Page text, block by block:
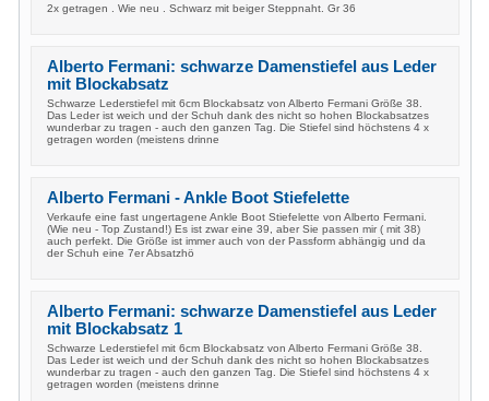
2x getragen . Wie neu . Schwarz mit beiger Steppnaht. Gr 36
Alberto Fermani: schwarze Damenstiefel aus Leder
mit Blockabsatz
Schwarze Lederstiefel mit 6cm Blockabsatz von Alberto Fermani Größe 38.
Das Leder ist weich und der Schuh dank des nicht so hohen Blockabsatzes
wunderbar zu tragen - auch den ganzen Tag. Die Stiefel sind höchstens 4 x
getragen worden (meistens drinne
Alberto Fermani - Ankle Boot Stiefelette
Verkaufe eine fast ungertagene Ankle Boot Stiefelette von Alberto Fermani.
(Wie neu - Top Zustand!) Es ist zwar eine 39, aber Sie passen mir ( mit 38)
auch perfekt. Die Größe ist immer auch von der Passform abhängig und da
der Schuh eine 7er Absatzhö
Alberto Fermani: schwarze Damenstiefel aus Leder
mit Blockabsatz 1
Schwarze Lederstiefel mit 6cm Blockabsatz von Alberto Fermani Größe 38.
Das Leder ist weich und der Schuh dank des nicht so hohen Blockabsatzes
wunderbar zu tragen - auch den ganzen Tag. Die Stiefel sind höchstens 4 x
getragen worden (meistens drinne